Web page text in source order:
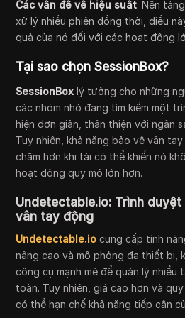
Các vấn đề về hiệu suất: Nền
xử lý nhiều phiên đồng thời, điều
quả của nó đối với các hoạt động
Tại sao chọn SessionBox?
SessionBox lý tưởng cho những
các nhóm nhỏ đang tìm kiếm một
hiện đơn giản, thân thiện với ngân
Tuy nhiên, khả năng bảo vệ vân
chậm hơn khi tải có thể khiến nó
hoạt động quy mô lớn hơn.
Undetectable.io: Trình
vân tay động
Undetectable.io cung cấp tính
nâng cao và mô phỏng đa thiết bị,
công cụ mạnh mẽ để quản lý nhiều
toàn. Tuy nhiên, giá cao hơn và
có thể hạn chế khả năng tiếp cận